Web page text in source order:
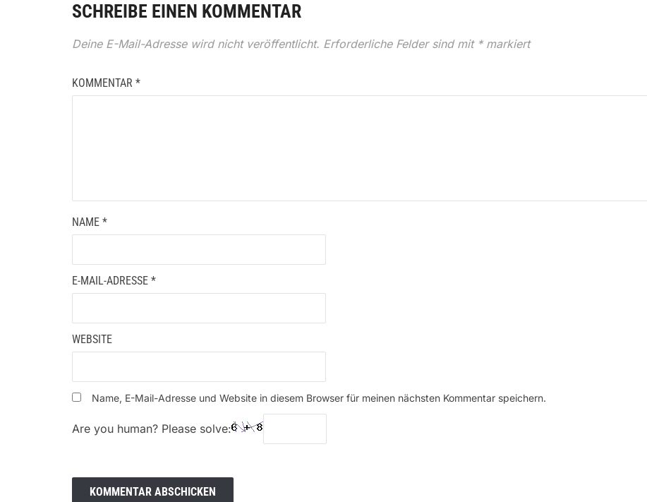
SCHREIBE EINEN KOMMENTAR
Deine E-Mail-Adresse wird nicht veröffentlicht. Erforderliche Felder sind mit *markiert
KOMMENTAR *
NAME *
E-MAIL-ADRESSE *
WEBSITE
Name, E-Mail-Adresse und Website in diesem Browser für meinen nächsten Kommentar speichern.
Are you human? Please solve: